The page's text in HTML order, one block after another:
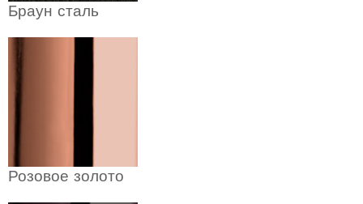
Браун сталь
Розовое золото